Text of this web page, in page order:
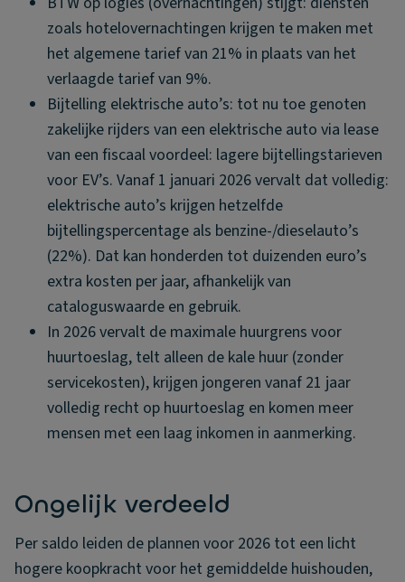
zoals hotelovernachtingen krijgen te maken met
het algemene tarief van 21% in plaats van het
verlaagde tarief van 9%.
Bijtelling elektrische auto’s: tot nu toe genoten
zakelijke rijders van een elektrische auto via lease
van een fiscaal voordeel: lagere bijtellingstarieven
voor EV’s. Vanaf 1 januari 2026 vervalt dat volledig:
elektrische auto’s krijgen hetzelfde
bijtellingspercentage als benzine-/dieselauto’s
(22%). Dat kan honderden tot duizenden euro’s
extra kosten per jaar, afhankelijk van
cataloguswaarde en gebruik.
In 2026 vervalt de maximale huurgrens voor
huurtoeslag, telt alleen de kale huur (zonder
servicekosten), krijgen jongeren vanaf 21 jaar
volledig recht op huurtoeslag en komen meer
mensen met een laag inkomen in aanmerking.
Ongelijk verdeeld
Per saldo leiden de plannen voor 2026 tot een licht
hogere koopkracht voor het gemiddelde huishouden,